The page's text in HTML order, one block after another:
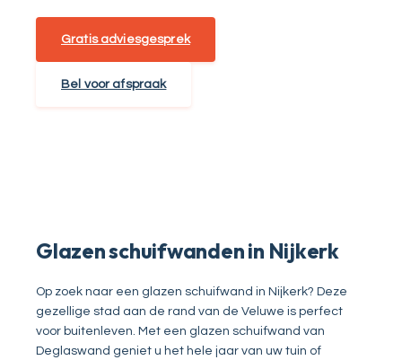
Gratis adviesgesprek
Bel voor afspraak
Glazen schuifwanden in Nijkerk
Op zoek naar een glazen schuifwand in Nijkerk? Deze
gezellige stad aan de rand van de Veluwe is perfect
voor buitenleven. Met een glazen schuifwand van
Deglaswand geniet u het hele jaar van uw tuin of